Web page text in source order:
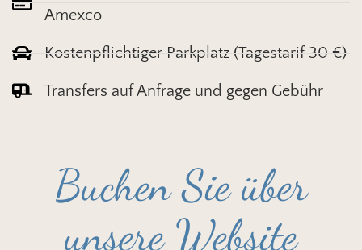
Amexco
Kostenpflichtiger Parkplatz (Tagestarif 30 €)
Transfers auf Anfrage und gegen Gebühr
Buchen Sie über
unsere Website